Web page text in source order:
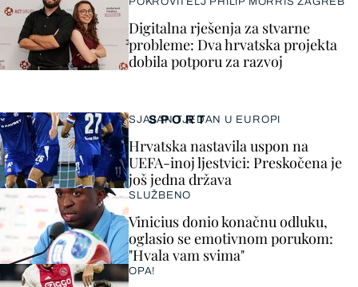
SPORT
SJAJAN TJEDAN U EUROPI
Hrvatska nastavila uspon na
UEFA-inoj ljestvici: Preskočena je
još jedna država
SLUŽBENO
Vinicius donio konačnu odluku,
oglasio se emotivnom porukom:
"Hvala vam svima"
OPA!
Digitalna rješenja za stvarne
probleme: Dva hrvatska projekta
dobila potporu za razvoj